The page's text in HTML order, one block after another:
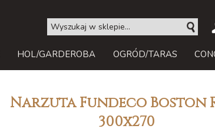
HOL/GARDEROBA OGRÓD/TARAS
Narzuta Fundeco Boston
300x270